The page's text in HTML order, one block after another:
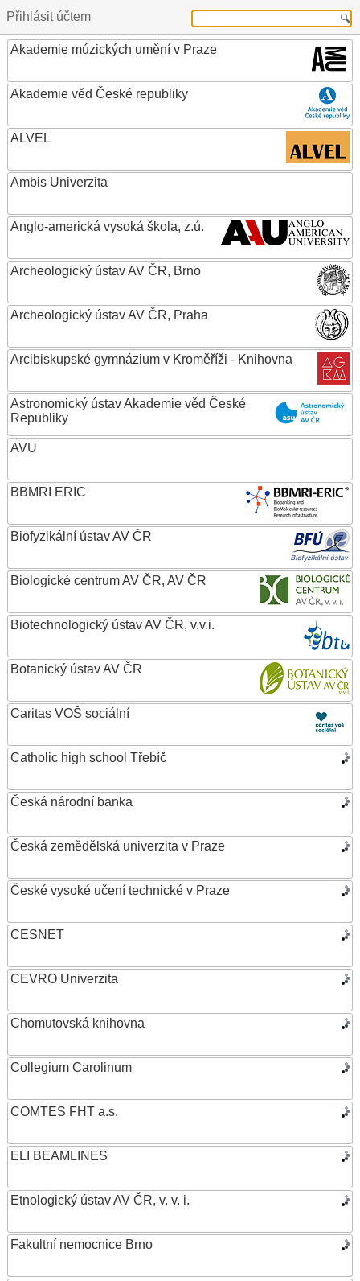
Přihlásit účtem
Akademie múzických umění v Praze
Akademie věd České republiky
ALVEL
Ambis Univerzita
Anglo-americká vysoká škola, z.ú.
Archeologický ústav AV ČR, Brno
Archeologický ústav AV ČR, Praha
Arcibiskupské gymnázium v Kroměříži - Knihovna
Astronomický ústav Akademie věd České
Republiky
AVU
BBMRI ERIC
Biofyzikální ústav AV ČR
Biologické centrum AV ČR, AV ČR
Biotechnologický ústav AV ČR, v.v.i.
Botanický ústav AV ČR
Caritas VOŠ sociální
Catholic high school Třebíč
Česká národní banka
Česká zemědělská univerzita v Praze
České vysoké učení technické v Praze
CESNET
CEVRO Univerzita
Chomutovská knihovna
Collegium Carolinum
COMTES FHT a.s.
ELI BEAMLINES
Etnologický ústav AV ČR, v. v. i.
Fakultní nemocnice Brno